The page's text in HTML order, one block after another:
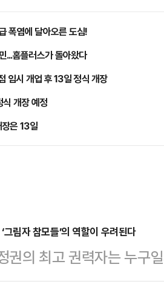
폭염에 달아오른 도심!
...홈플러스가 돌아왔다
임시 개업 후 13일 정식 개장
개장 예정
은 13일
그림자 참모들’의 역할이 우려된다
권의 최고 권력자는 누구
정상일 텐데, 정답이 있는